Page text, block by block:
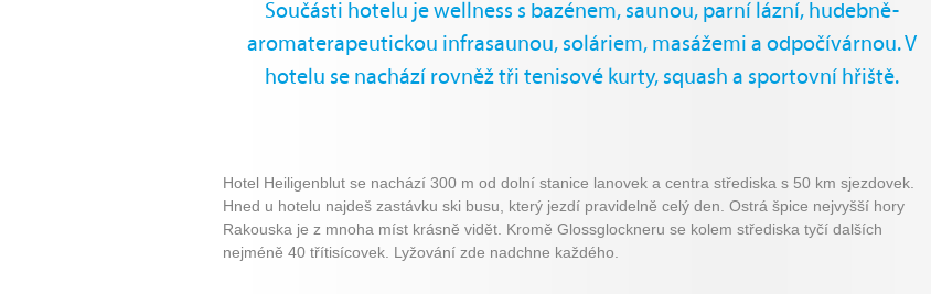
Součásti hotelu je wellness s bazénem, saunou, parní lázní, hudebně-
aromaterapeutickou infrasaunou, soláriem, masážemi a odpočívárnou. V
hotelu se nachází rovněž tři tenisové kurty, squash a sportovní hřiště.
Hotel Heiligenblut se nachází 300 m od dolní stanice lanovek a centra střediska s 50 km sjezdovek.
Hned u hotelu najdeš zastávku ski busu, který jezdí pravidelně celý den. Ostrá špice nejvyšší hory
Rakouska je z mnoha míst krásně vidět. Kromě Glossglockneru se kolem střediska tyčí dalších
nejméně 40 třítisícovek. Lyžování zde nadchne každého.